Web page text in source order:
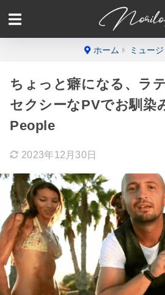
ホーム ミュー
ちょっと癖になる、ラ
セクシーなPVでお馴染
People
2023年12月30日